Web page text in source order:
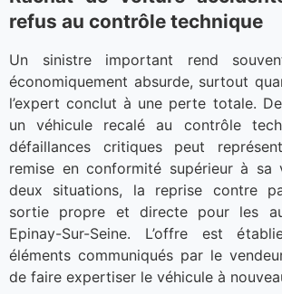
refus au contrôle technique
Un sinistre important rend
économiquement absurde, surtout
l’expert conclut à une perte totale.
un véhicule recalé au contrôle
défaillances critiques peut
remise en conformité supérieur à sa
deux situations, la reprise contre
sortie propre et directe pour les
Epinay-Sur-Seine. L’offre est
éléments communiqués par le
de faire expertiser le véhicule à